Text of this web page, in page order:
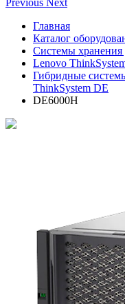
Главная
Каталог
Системы
Lenovo
Гибридные
ThinkSystem DE
DE6000H